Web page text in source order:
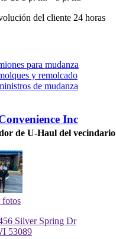
del cliente 24 horas
para mudanza
y remolcado
de mudanza
Inc
de U-Haul del vecindario
fotos
Silver Spring Dr
53089